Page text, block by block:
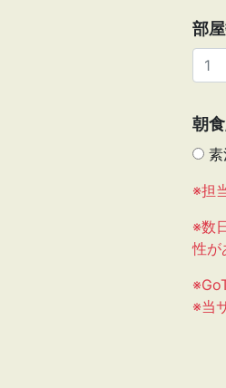
部
朝
素
※担
※数
性が
※当